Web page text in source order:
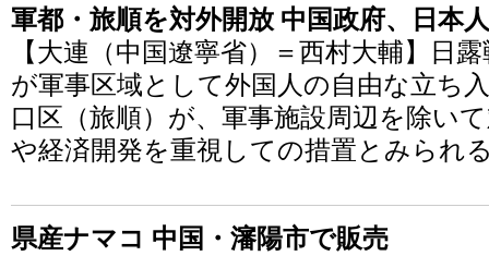
軍都・旅順を対外開放 中国政府、日本
【大連（中国遼寧省）＝西村大輔】日
が軍事区域として外国人の自由な立ち
口区（旅順）が、軍事施設周辺を除い
や経済開発を重視しての措置とみられ
県産ナマコ 中国・瀋陽市で販売